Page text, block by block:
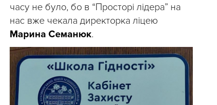
часу не було, бо в “Просторі лідера” на
нас вже чекала директорка ліцею
Марина Семанюк.